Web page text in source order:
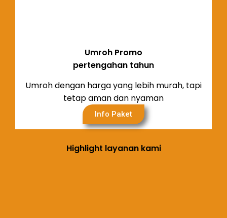
Umroh Promo
pertengahan tahun
Umroh dengan harga yang lebih murah, tapi
tetap aman dan nyaman
Info Paket
Highlight layanan kami